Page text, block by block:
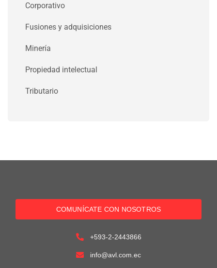
Corporativo
Fusiones y adquisiciones
Minería
Propiedad intelectual
Tributario
COMUNÍCATE CON NOSOTROS
+593-2-2443866
info@avl.com.ec